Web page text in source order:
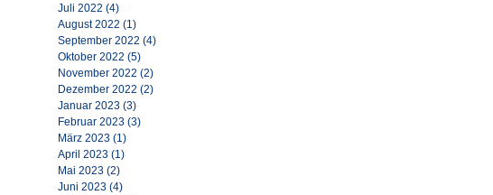
Juli 2022 (4)
August 2022 (1)
September 2022 (4)
Oktober 2022 (5)
November 2022 (2)
Dezember 2022 (2)
Januar 2023 (3)
Februar 2023 (3)
März 2023 (1)
April 2023 (1)
Mai 2023 (2)
Juni 2023 (4)